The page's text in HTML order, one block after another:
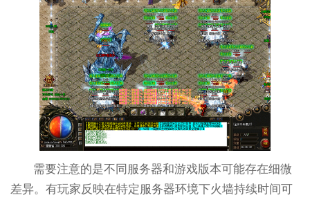
需要注意的是不同服务器和游戏版本可能存在细微
差异。有玩家反映在特定服务器环境下火墙持续时间可